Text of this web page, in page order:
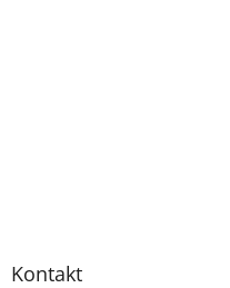
Kontakt